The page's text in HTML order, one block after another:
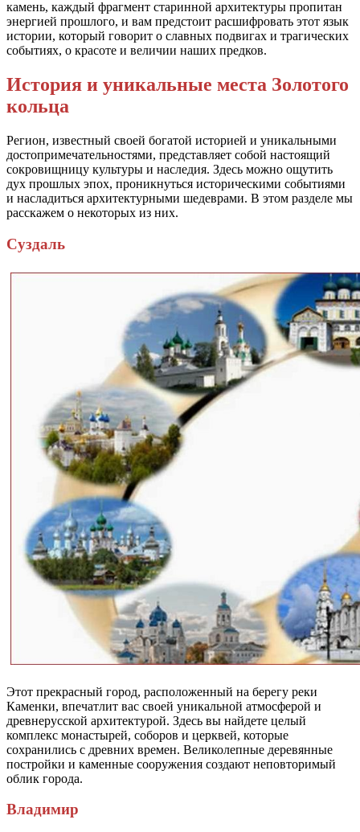
камень, каждый фрагмент старинной архитектуры пропитан
энергией прошлого, и вам предстоит расшифровать этот язык
истории, который говорит о славных подвигах и трагических
событиях, о красоте и величии наших предков.
История и уникальные места Золотого
кольца
Регион, известный своей богатой историей и уникальными
достопримечательностями, представляет собой настоящий
сокровищницу культуры и наследия. Здесь можно ощутить
дух прошлых эпох, проникнуться историческими событиями
и насладиться архитектурными шедеврами. В этом разделе мы
расскажем о некоторых из них.
Суздаль
Этот прекрасный город, расположенный на берегу реки
Каменки, впечатлит вас своей уникальной атмосферой и
древнерусской архитектурой. Здесь вы найдете целый
комплекс монастырей, соборов и церквей, которые
сохранились с древних времен. Великолепные деревянные
постройки и каменные сооружения создают неповторимый
облик города.
Владимир